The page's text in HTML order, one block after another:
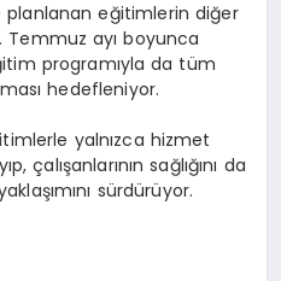
planlanan eğitimlerin diğer
ayı boyunca
programıyla da tüm
hedefleniyor.
yalnızca hizmet
çalışanlarının sağlığını da
sürdürüyor.